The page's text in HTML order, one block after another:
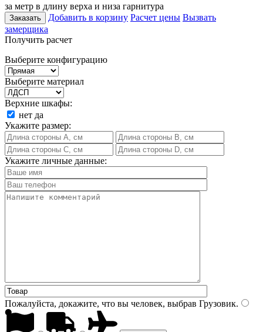
за метр в длину верха и низа гарнитура
Заказать Добавить в корзину Расчет цены Вызвать
замерщика
Получить расчет
Выберите конфигурацию
Выберите материал
Верхние шкафы:
нет да
Укажите размер:
Укажите личные данные:
Пожалуйста, докажите, что вы человек, выбрав Грузовик.